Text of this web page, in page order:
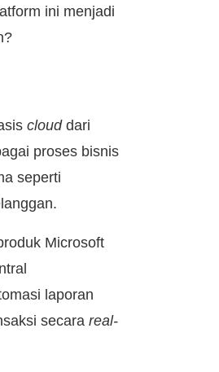
ini menjadi
clouddari
proses bisnis
seperti
Microsoft
laporan
secara real-